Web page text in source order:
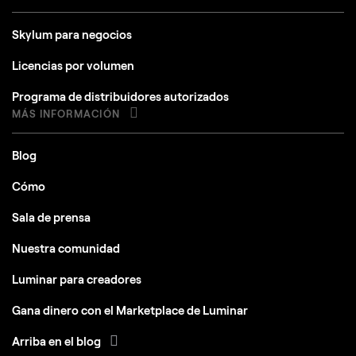
Skylum para negocios
Licencias por volumen
Programa de distribuidores autorizados
MÁS INFORMACIÓN
Blog
Cómo
Sala de prensa
Nuestra comunidad
Luminar para creadores
Gana dinero con el Marketplace de Luminar
Arriba en el blog